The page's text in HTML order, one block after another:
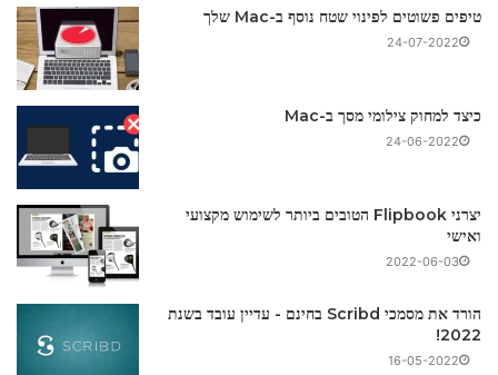
טיפים פשוטים לפינוי שטח נוסף ב-Mac שלך
24-07-2022
כיצד למחוק צילומי מסך ב-Mac
24-06-2022
יצרני Flipbook הטובים ביותר לשימוש מקצועי
ואישי
2022-06-03
הורד את מסמכי Scribd בחינם - עדיין עובד בשנת
2022!
16-05-2022